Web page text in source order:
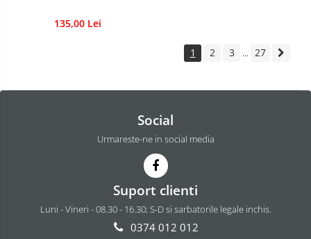
135,00 Lei
1 2 3 ... 27
Social
Urmareste-ne in social media
Suport clienti
Luni - Vineri - 08.30 - 16.30; S-D si sarbatorile legale inchis.
0374 012 012